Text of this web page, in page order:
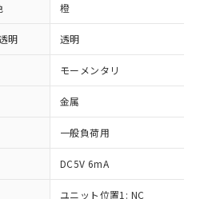
橙
明 透明
モーメンタリ
金属
一般負荷用
DC5V 6mA
ユニット位置1: NC